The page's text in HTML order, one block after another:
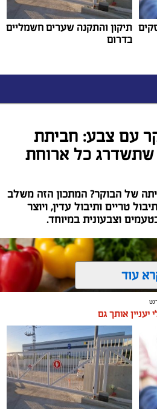
תיקון והתקנה שערים חשמליים
בדרום
עם צבע: חביתת
שתשדרג כל ארוחת
של הבוקר? המתכון הזה משלב
טריים ותיבול עדין, ויוצר
וצבעונית במיוחד.
עוד
יעניין אותך גם